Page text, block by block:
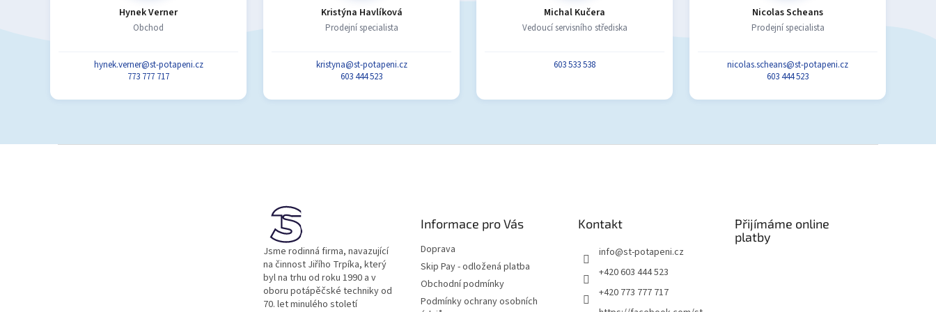
Hynek Verner
Obchod
hynek.verner@st-potapeni.cz
773 777 717
Kristýna Havlíková
Prodejní specialista
kristyna@st-potapeni.cz
603 444 523
Michal Kučera
Vedoucí servisního střediska
603 533 538
Nicolas Scheans
Prodejní specialista
nicolas.scheans@st-potapeni.cz
603 444 523
Jsme rodinná firma, navazující
na činnost Jiřího Trpíka, který
byl na trhu od roku 1990 a v
oboru potápěčské techniky od
70. let minulého století
Informace pro Vás
Doprava
Skip Pay - odložená platba
Obchodní podmínky
Podmínky ochrany osobních
Kontakt
info@st-potapeni.cz
+420 603 444 523
+420 773 777 717
Přijímáme online
platby